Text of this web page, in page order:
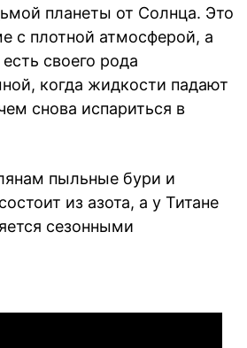
планеты от Солнца. Это
с плотной атмосферой, а
своего рода
когда жидкости падают
снова испариться в
пыльные бури и
из азота, а у Титане
сезонными